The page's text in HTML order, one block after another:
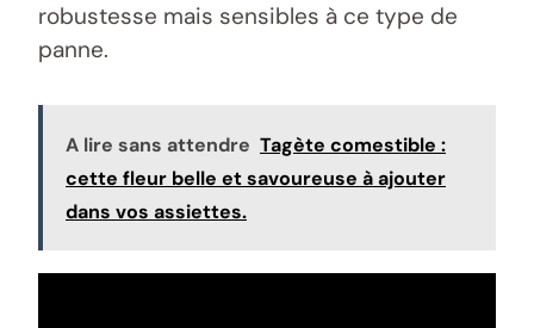
robustesse mais sensibles à ce type de
panne.
A lire sans attendre Tagète comestible :
cette fleur belle et savoureuse à ajouter
dans vos assiettes.